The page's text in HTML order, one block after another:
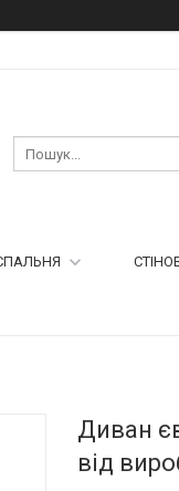
Диван
від